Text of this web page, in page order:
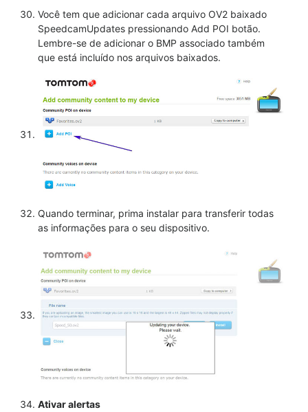
Você tem que adicionar cada arquivo OV2 baixado
SpeedcamUpdates pressionando Add POI botão.
Lembre-se de adicionar o BMP associado também
que está incluído nos arquivos baixados.
Quando terminar, prima instalar para transferir todas
as informações para o seu dispositivo.
Ativar alertas